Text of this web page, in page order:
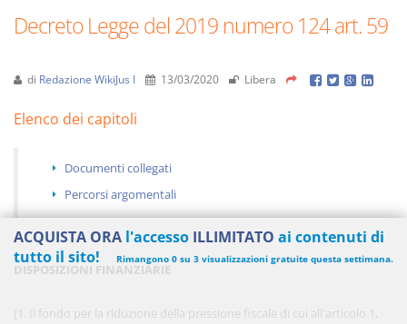
Decreto Legge del 2019 numero 124 art. 59
di Redazione WikiJus I 13/03/2020 Libera
Elenco dei capitoli
Documenti collegati
Percorsi argomentali
DISPOSIZIONI FINANZIARIE
[1. Il fondo per la riduzione della pressione fiscale di cui all'articolo 1,
ACQUISTA ORA l'accesso ILLIMITATO ai contenuti di
tutto il sito!
Rimangono 0 su 3 visualizzazioni gratuite questa settimana.